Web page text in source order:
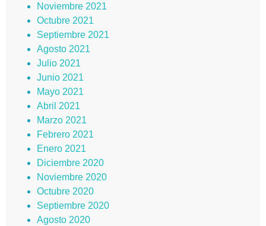
Noviembre 2021
Octubre 2021
Septiembre 2021
Agosto 2021
Julio 2021
Junio 2021
Mayo 2021
Abril 2021
Marzo 2021
Febrero 2021
Enero 2021
Diciembre 2020
Noviembre 2020
Octubre 2020
Septiembre 2020
Agosto 2020